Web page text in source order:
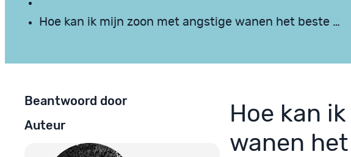
Hoe kan ik mijn zoon met angstige wanen het beste …
Beantwoord door
Auteur
Hoe kan
wanen